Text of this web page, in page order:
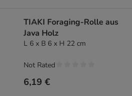
TIAKI Foraging-Rolle aus
Java Holz
L 6 x B 6 x H 22 cm
6,19 €
Not Rated